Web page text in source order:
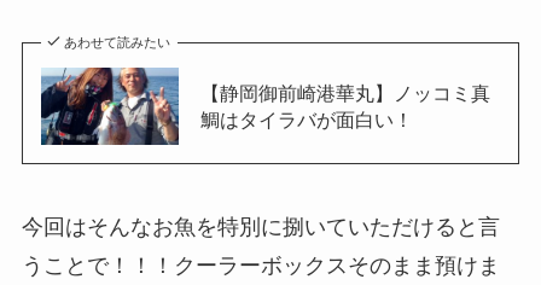
あわせて読みたい
【静岡御前崎港華丸】ノッコミ真
鯛はタイラバが面白い！
今回はそんなお魚を特別に捌いていただけると言
うことで！！！クーラーボックスそのまま預けま